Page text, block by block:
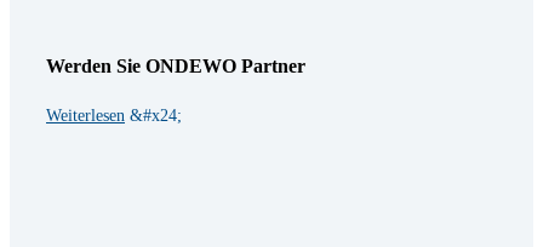
Werden Sie ONDEWO Partner
Weiterlesen